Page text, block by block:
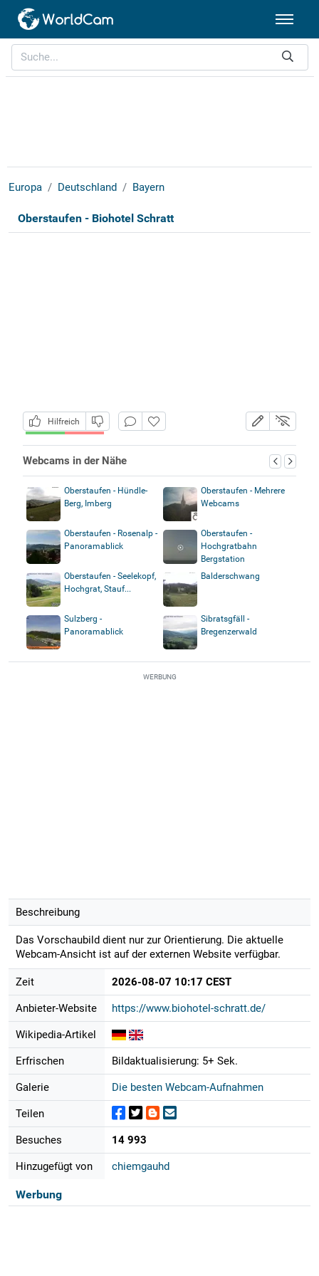
Europa Deutschland Bayern
Oberstaufen - Biohotel Schratt
Hilfreich
Webcams in der Nähe
Oberstaufen - Hündle-
Berg, Imberg
Oberstaufen - Mehrere
Webcams
Oberstaufen - Rosenalp -
Panoramablick
Oberstaufen -
Hochgratbahn
Bergstation
Oberstaufen - Seelekopf,
Hochgrat, Stauf...
Balderschwang
Sulzberg -
Panoramablick
Sibratsgfäll -
Bregenzerwald
WERBUNG
Beschreibung
Das Vorschaubild dient nur zur Orientierung. Die aktuelle
Webcam-Ansicht ist auf der externen Website verfügbar.
Zeit 2026-08-07 10:17 CEST
Anbieter-Website https://www.biohotel-schratt.de/
Wikipedia-Artikel
Erfrischen Bildaktualisierung: 5+ Sek.
Galerie Die besten Webcam-Aufnahmen
Teilen
Besuches 14 993
Hinzugefügt von chiemgauhd
Werbung